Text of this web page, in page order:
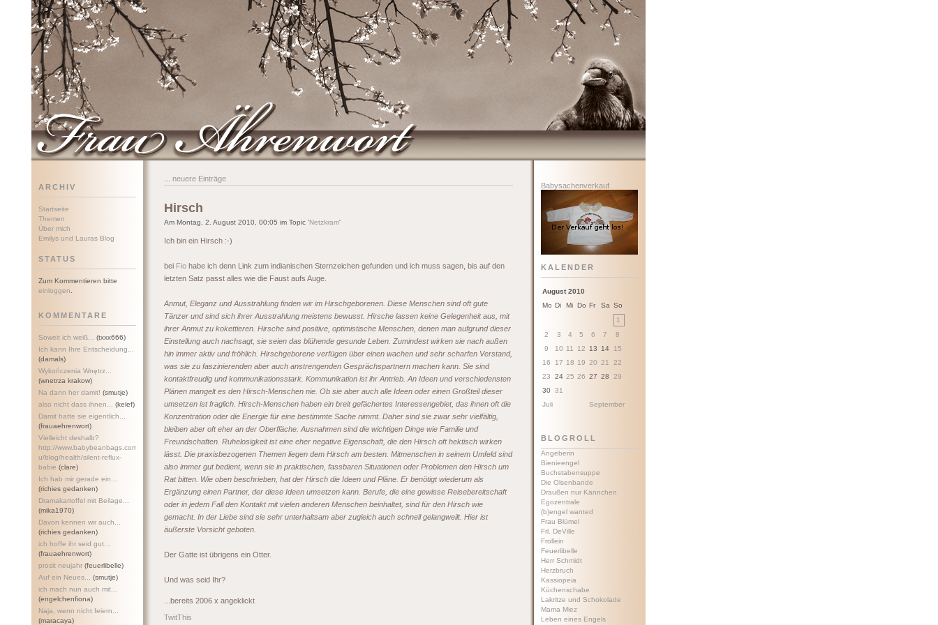
ARCHIV
Startseite
Themen
Über mich
Emilys und Lauras Blog
STATUS
Zum Kommentieren bitte
einloggen
KOMMENTARE
Soweit ich weiß...
(txxx666)
Ich kann Ihre Entscheidung...
(damals)
Wykończenia Wnętrz...
(wnetrza krakow)
Na dann her damit! (smutje)
also nicht dass ihnen...
(kelef)
Damit hatte sie eigentlich...
(frauaehrenwort)
Vielleicht deshalb?
http://www.babybeanbags.com.a
u/blog/health/silent-reflux-
babie (clare)
Ich hab mir gerade ein...
(richies gedanken)
Dramakartoffel mit Beilage...
(mika1970)
Davon kennen wir auch...
(richies gedanken)
ich hoffe ihr seid gut...
(frauaehrenwort)
prosit neujahr (feuerlibelle)
Auf ein Neues...
(smutje)
ich mach nun auch mit...
(engelchenfiona)
Naja, wenn nicht feiern...
(maracaya)
neuere Einträge
Hirsch
Am Montag, 2. August 2010, 00:05 im Topic 'Netzkram'
Ich bin ein Hirsch :-)
bei Fio habe ich denn Link zum indianischen Sternzeichen gefunden und ich muss sagen, bis auf den
letzten Satz passt alles wie die Faust aufs Auge.
Anmut, Eleganz und Ausstrahlung finden wir im Hirschgeborenen. Diese Menschen sind oft gute
Tänzer und sind sich ihrer Ausstrahlung meistens bewusst. Hirsche lassen keine Gelegenheit aus, mit
ihrer Anmut zu kokettieren. Hirsche sind positive, optimistische Menschen, denen man aufgrund dieser
Einstellung auch nachsagt, sie seien das blühende gesunde Leben. Zumindest wirken sie nach außen
hin immer aktiv und fröhlich. Hirschgeborene verfügen über einen wachen und sehr scharfen Verstand,
was sie zu faszinierenden aber auch anstrengenden Gesprächspartnern machen kann. Sie sind
kontaktfreudig und kommunikationsstark. Kommunikation ist ihr Antrieb. An Ideen und verschiedensten
Plänen mangelt es den Hirsch-Menschen nie. Ob sie aber auch alle Ideen oder einen Großteil dieser
umsetzen ist fraglich. Hirsch-Menschen haben ein breit gefächertes Interessengebiet, das ihnen oft die
Konzentration oder die Energie für eine bestimmte Sache nimmt. Daher sind sie zwar sehr vielfältig,
bleiben aber oft eher an der Oberfläche. Ausnahmen sind die wichtigen Dinge wie Familie und
Freundschaften. Ruhelosigkeit ist eine eher negative Eigenschaft, die den Hirsch oft hektisch wirken
lässt. Die praxisbezogenen Themen liegen dem Hirsch am besten. Mitmenschen in seinem Umfeld sind
also immer gut bedient, wenn sie in praktischen, fassbaren Situationen oder Problemen den Hirsch um
Rat bitten. Wie oben beschrieben, hat der Hirsch die Ideen und Pläne. Er benötigt wiederum als
Ergänzung einen Partner, der diese Ideen umsetzen kann. Berufe, die eine gewisse Reisebereitschaft
oder in jedem Fall den Kontakt mit vielen anderen Menschen beinhaltet, sind für den Hirsch wie
gemacht. In der Liebe sind sie sehr unterhaltsam aber zugleich auch schnell gelangweilt. Hier ist
äußerste Vorsicht geboten.
Der Gatte ist übrigens ein Otter.
Und was seid Ihr?
...bereits 2006 x angeklickt
TwitThis
Babysachenverkauf
KALENDER
August 2010
Mo Di Mi Do Fr Sa So
1
2
3 4 5 6 7
8
9
10 11 12 13 14
15
16
17 18 19 20 21
22
23
24 25 26 27 28
29
30 31
Juli
September
BLOGROLL
Angeberin
Bienieengel
Buchstabensuppe
Die Olsenbande
Draußen nur Kännchen
Egozentrale
(b)engel wanted
Frau Blümel
Frl. DeVille
Frollein
Feuerlibelle
Herr Schmidt
Herzbruch
Kassiopeia
Küchenschabe
Lakritze und Schokolade
Mama Miez
Leben eines Engels